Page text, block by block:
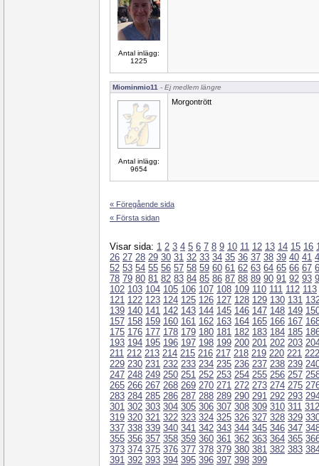
Antal inlägg:
1225
Miominmio11 - Ej medlem längre
Antal inlägg:
9654
Morgontrött
« Föregående sida
« Första sidan
Visar sida: 1 2 3 4 5 6 7 8 9 10 11 12 13 14 15 16
26 27 28 29 30 31 32 33 34 35 36 37 38 39 40 41
52 53 54 55 56 57 58 59 60 61 62 63 64 65 66 67
78 79 80 81 82 83 84 85 86 87 88 89 90 91 92 93
102 103 104 105 106 107 108 109 110 111 112 113
121 122 123 124 125 126 127 128 129 130 131
139 140 141 142 143 144 145 146 147 148 149
157 158 159 160 161 162 163 164 165 166 167
175 176 177 178 179 180 181 182 183 184 185
193 194 195 196 197 198 199 200 201 202 203
211 212 213 214 215 216 217 218 219 220 221 222
229 230 231 232 233 234 235 236 237 238 239
247 248 249 250 251 252 253 254 255 256 257
265 266 267 268 269 270 271 272 273 274 275
283 284 285 286 287 288 289 290 291 292 293
301 302 303 304 305 306 307 308 309 310 311 312
319 320 321 322 323 324 325 326 327 328 329
337 338 339 340 341 342 343 344 345 346 347
355 356 357 358 359 360 361 362 363 364 365
373 374 375 376 377 378 379 380 381 382 383
391 392 393 394 395 396 397 398 399